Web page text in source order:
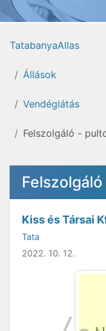
TatabanyaAllas
Állások
Vendéglátás
Felszolgáló -
Kiss és Társai
Tata
2022. 10. 12.